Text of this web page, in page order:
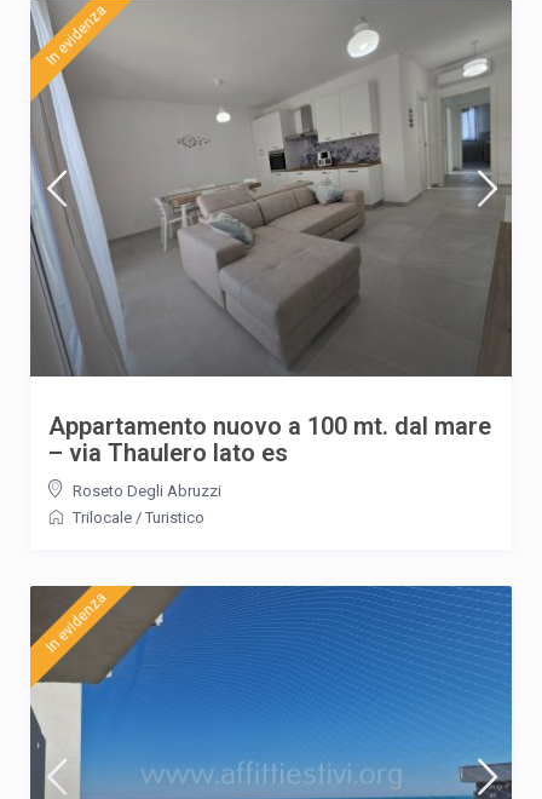
In evidenza
Appartamento nuovo a 100 mt. dal mare
– via Thaulero lato es
Roseto Degli Abruzzi
Trilocale / Turistico
In evidenza